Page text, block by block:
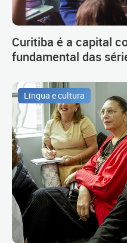
Curitiba é a capital
fundamental das
Língua e cultura